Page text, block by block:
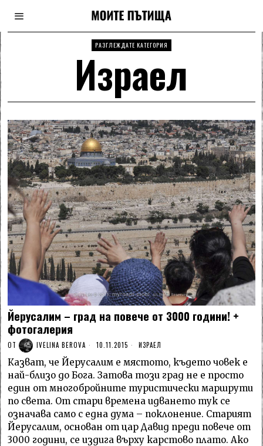
РАЗГЛЕЖДАТЕ КАТЕГОРИЯ
Израел
Йерусалим – град на повече от 3000 години! +
фотогалерия
ОТ IVELINA BEROVA 10.11.2015 ИЗРАЕЛ
Казват, че Йерусалим е мястото, където човек е
най-близо до Бога. Затова този град не е просто
един от многобройните туристически маршрути
по света. От стари времена идването тук се
означава само с една дума – поклонение. Старият
Йерусалим, основан от цар Давид преди повече от
3000 години, се издига върху карстово плато. Ако